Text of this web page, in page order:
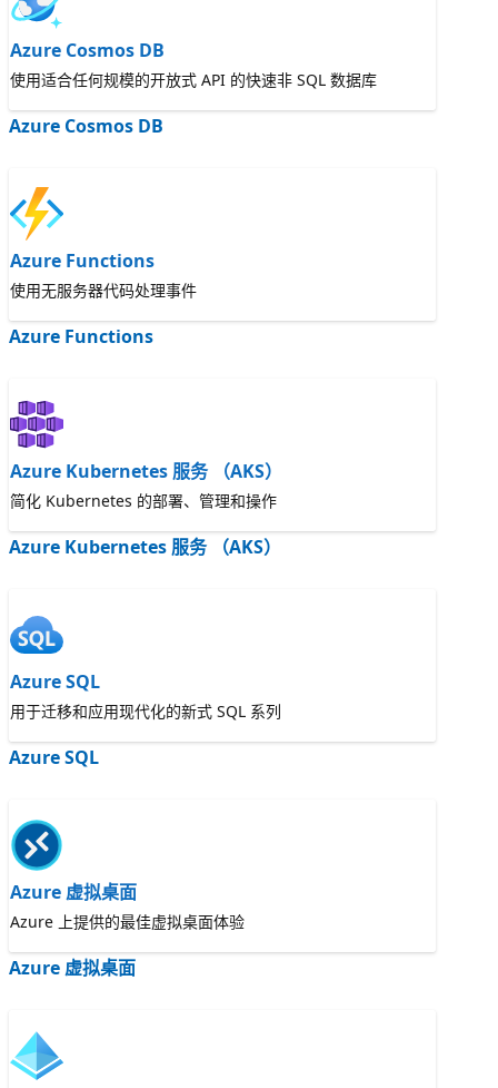
Azure Cosmos DB
使用适合任何规模的开放式 API 的快速非 SQL 数据库
Azure Cosmos DB
Azure Functions
使用无服务器代码处理事件
Azure Functions
Azure Kubernetes 服务 （AKS）
简化 Kubernetes 的部署、管理和操作
Azure Kubernetes 服务 （AKS）
Azure SQL
用于迁移和应用现代化的新式 SQL 系列
Azure SQL
Azure 虚拟桌面
Azure 上提供的最佳虚拟桌面体验
Azure 虚拟桌面